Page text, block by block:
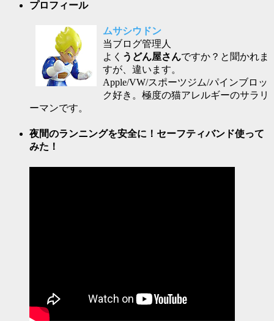
プロフィール
ムサシウドン
当ブログ管理人
よく うどん屋さんですか？と聞かれま
すが、違います。
Apple/VW/スポーツジム/パインブロッ
ク好き。極度の猫アレルギーのサラリ
ーマンです。
夜間のランニングを安全に！セーフティバンド使って
みた！